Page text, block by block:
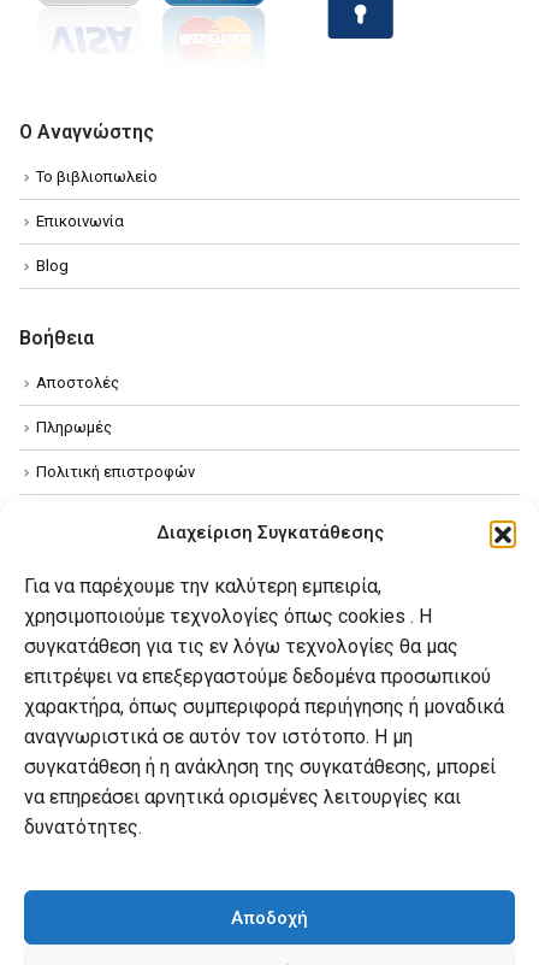
Διαχείριση Συγκατάθεσης
Για να παρέχουμε την καλύτερη εμπειρία,
χρησιμοποιούμε τεχνολογίες όπως cookies . Η
συγκατάθεση για τις εν λόγω τεχνολογίες θα μας
επιτρέψει να επεξεργαστούμε δεδομένα προσωπικού
χαρακτήρα, όπως συμπεριφορά περιήγησης ή μοναδικά
αναγνωριστικά σε αυτόν τον ιστότοπο. Η μη
συγκατάθεση ή η ανάκληση της συγκατάθεσης, μπορεί
να επηρεάσει αρνητικά ορισμένες λειτουργίες και
δυνατότητες.
Αποδοχή
Ο Αναγνώστης
Το βιβλιοπωλείο
Επικοινωνία
Blog
Βοήθεια
Αποστολές
Πληρωμές
Πολιτική επιστροφών
Πολιτική Cookies
Ο λογαριασμός μου
Ο λογαριασμός μου
Οι παραγγελίες μου
Λίστα επιθυμιών